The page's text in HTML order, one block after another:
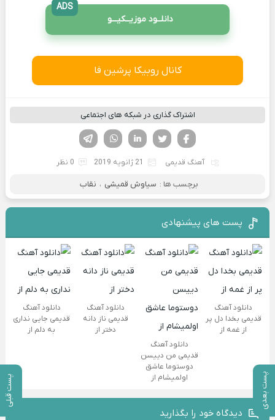
پست بعدی پست قبلی
دانلــود موزیــکیـــو
ADS
کانال روبیکا پرشین فا
اشتراک گذاری در شبکه های اجتماعی
لینکدین تویتر
فیسوک
آهنگ قدیمی 21 ژانویه 2019 0 نظر
برچسب ها : سیاوش قمیشی ، نقاب
پست های پیشنهادی
دانلود آهنگ
قدیمی بخدا دل پر
از غمه از
دانلود آهنگ
قدیمی من دییسن
دوستوما عاشق
اولمیشام از
دانلود آهنگ
قدیمی ناز دانه
دختر از
دانلود آهنگ
قدیمی جایی نداری
به دلم از
دیدگاه خود را بگذارید